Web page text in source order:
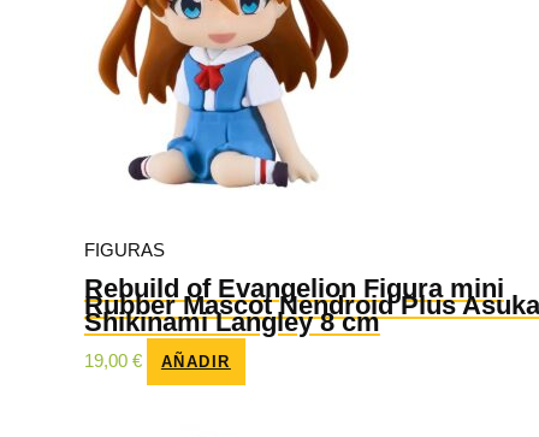
FIGURAS
Rebuild of Evangelion Figura mini
Rubber Mascot Nendroid Plus Asuka
Shikinami Langley 8 cm
19,00 € AÑADIR